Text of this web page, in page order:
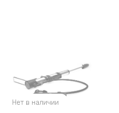
Нет в наличии